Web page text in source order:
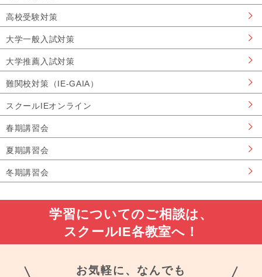
高校受験対策
大学一般入試対策
大学推薦入試対策
難関校対策（IE-GAIA）
スクールIEオンライン
春期講習会
夏期講習会
冬期講習会
学習についてのご相談は、
スクールIE各教室へ！
お気軽に、なんでも